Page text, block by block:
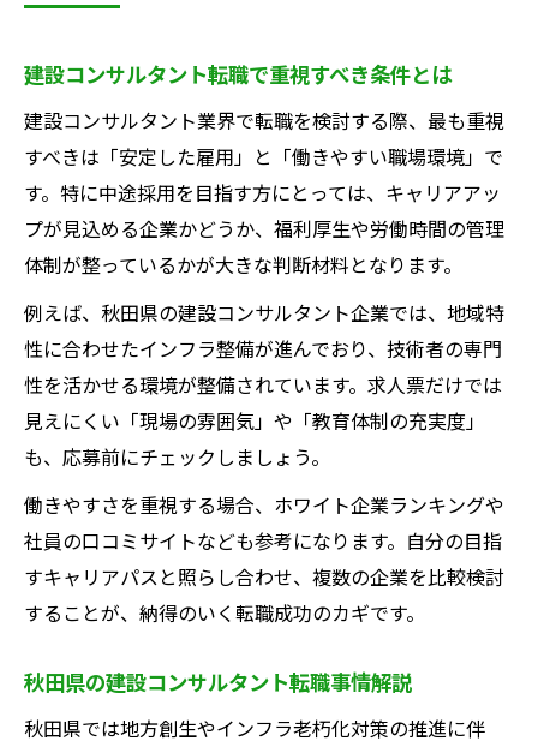
建設コンサルタントの中途採用現状を徹底
土留工設計における採用トレンドの変化点
建設コンサルタント業界が注目する人材像
中途採用で求められる専門性とキャリア例
土留工設計分野の将来展望と市場動向
ホワイト企業志望者に建設コンサル業界は有利
か
建設コンサルタントのホワイト企業傾向分
析
業界内で評判の良い職場環境ポイント
転職者が安心できる建設コンサルタントの
特徴
ワークライフバランス重視の選び方と注意
点
説
建設コンサルタントで叶える安定した働き方
建設コンサルタント転職で重視すべき条件とは
建設コンサルタント業界で転職を検討する際、最も重視
すべきは「安定した雇用」と「働きやすい職場環境」で
す。特に中途採用を目指す方にとっては、キャリアアッ
プが見込める企業かどうか、福利厚生や労働時間の管理
体制が整っているかが大きな判断材料となります。
例えば、秋田県の建設コンサルタント企業では、地域特
性に合わせたインフラ整備が進んでおり、技術者の専門
性を活かせる環境が整備されています。求人票だけでは
見えにくい「現場の雰囲気」や「教育体制の充実度」
も、応募前にチェックしましょう。
働きやすさを重視する場合、ホワイト企業ランキングや
社員の口コミサイトなども参考になります。自分の目指
すキャリアパスと照らし合わせ、複数の企業を比較検討
することが、納得のいく転職成功のカギです。
秋田県の建設コンサルタント転職事情解説
秋田県では地方創生やインフラ老朽化対策の推進に伴